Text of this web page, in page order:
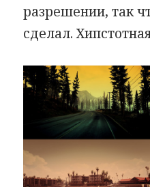
разрешении, так
сделал.